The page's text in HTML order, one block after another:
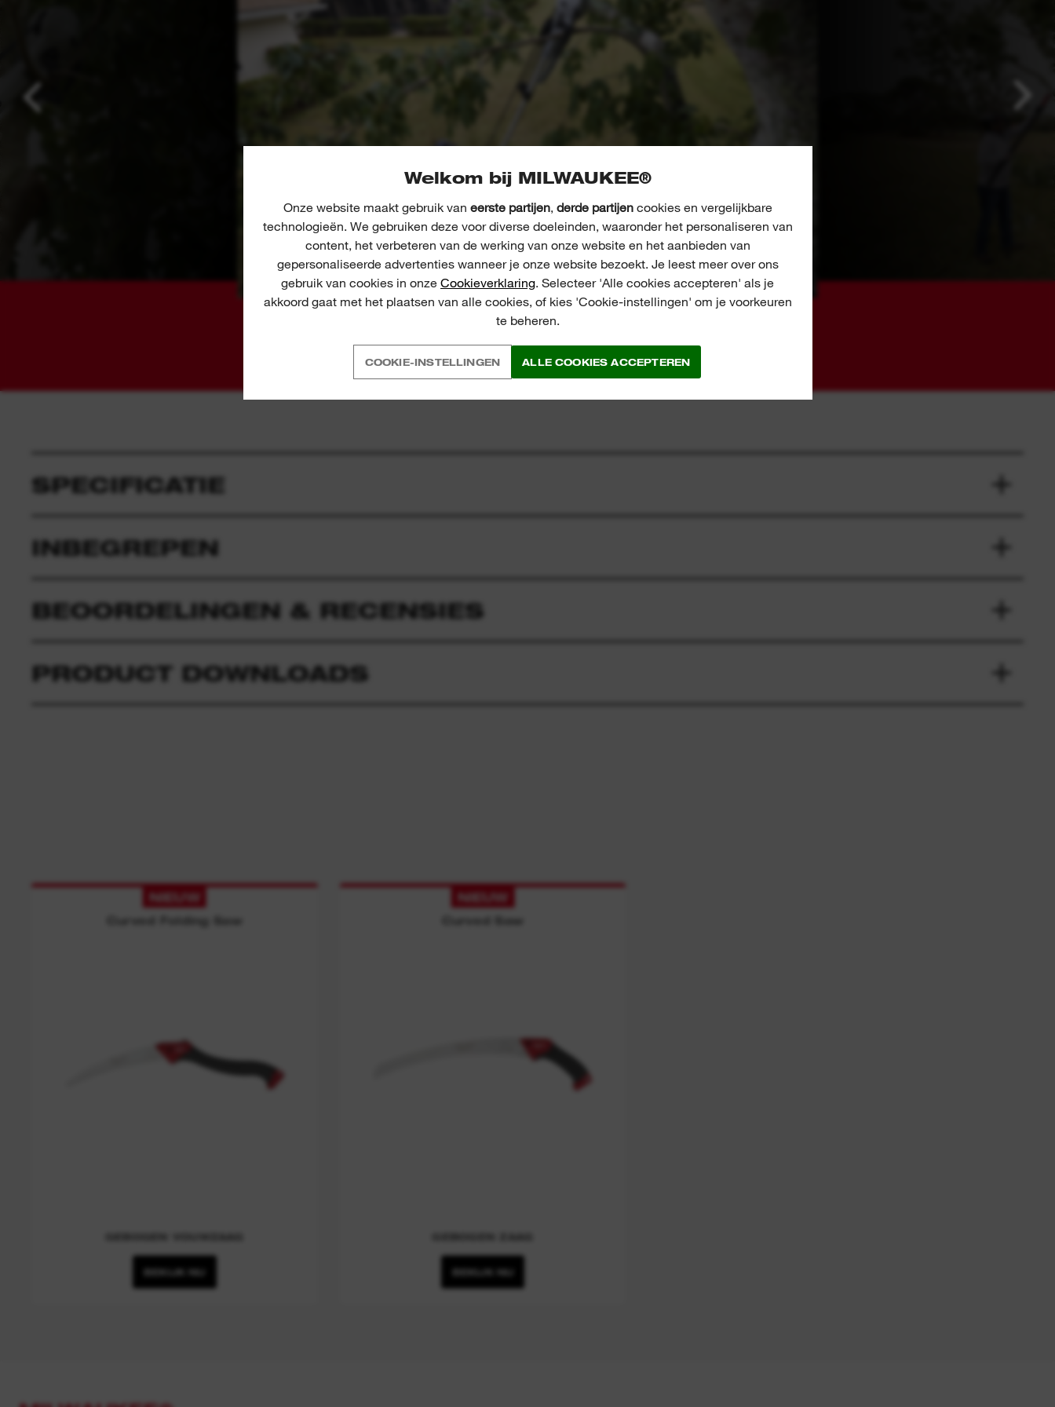
Welkom bij MILWAUKEE®
Onze website maakt gebruik van eerste partijen, derde partijencookies en vergelijkbare
technologieën. We gebruiken deze voor diverse doeleinden, waaronder het personaliseren van
content, het verbeteren van de werking van onze website en het aanbieden van
gepersonaliseerde advertenties wanneer je onze website bezoekt. Je leest meer over ons
gebruik van cookies in onze Cookieverklaring. Selecteer 'Alle cookies accepteren' als je
akkoord gaat met het plaatsen van alle cookies, of kies 'Cookie-instellingen' om je voorkeuren
te beheren.
COOKIE-INSTELLINGEN ALLE COOKIES ACCEPTEREN
0102030405
SPECIFICATIE
INBEGREPEN
BEOORDELINGEN & RECENSIES
PRODUCT DOWNLOADS
NIEUW
Curved Folding Saw
BEKIJK NU
NIEUW
Curved Saw
BEKIJK NU